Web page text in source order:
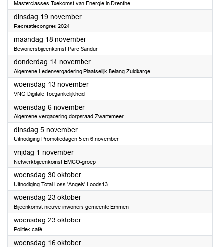
Masterclasses Toekomst van Energie in Drenthe
dinsdag 19 november2024
Recreatiecongres 2024
maandag 18 november2024
Bewonersbijeenkomst Parc Sandur
donderdag 14 november2024
Algemene Ledenvergadering Plaatselijk Belang Zuidbarge
woensdag 13 november2024
VNG Digitale Toegankelijkheid
woensdag 6 november2024
Algemene vergadering dorpsraad Zwartemeer
dinsdag 5 november2024
Uitnodiging Promotiedagen 5 en 6 november
vrijdag 1 november2024
Netwerkbijeenkomst EMCO-groep
woensdag 30 oktober2024
Uitnodiging Total Loss 'Angels' Loods13
woensdag 23 oktober2024
Bijeenkomst nieuwe inwoners gemeente Emmen
woensdag 23 oktober2024
Politiek café
woensdag 16 oktober2024